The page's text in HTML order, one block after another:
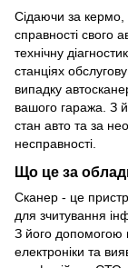
Сідаючи за кермо,
справності свого
технічну
станціях
випадку
вашого гаража. З
стан авто та за
несправності.
Що це за
Сканер - це
для зчитування
З його допомогою
електроніки та